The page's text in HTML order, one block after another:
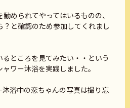
められてやってはいるものの、
と確認のため参加してくれまし
ところを見てみたい・・という
ワー沐浴を実践しました。
浴中の恋ちゃんの写真は撮り忘